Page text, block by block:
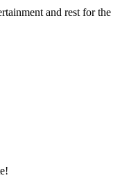
and rest for the